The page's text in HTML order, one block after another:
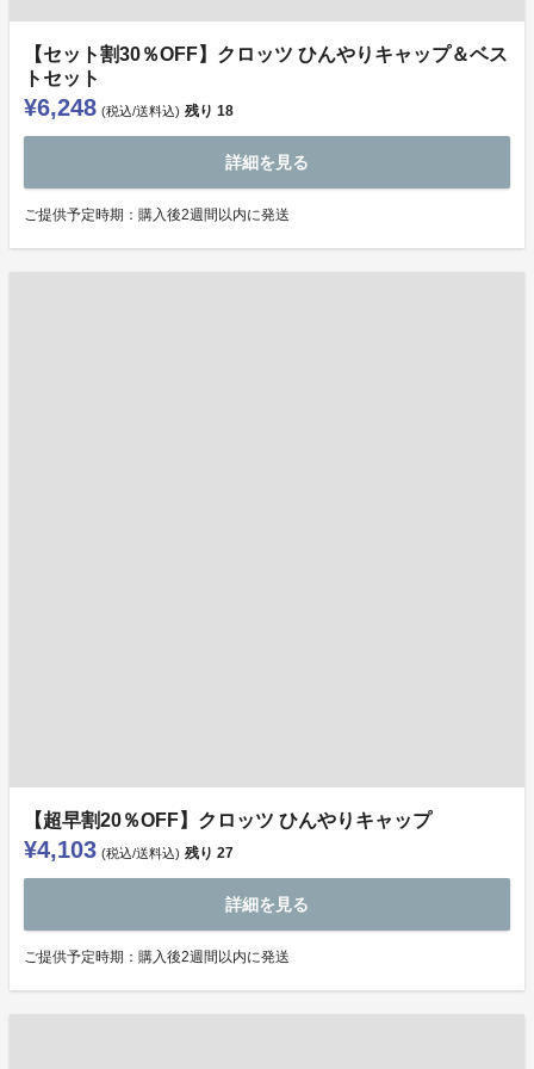
【セット割30％OFF】クロッツ ひんやりキャップ＆ベス
トセット
¥6,248 (税込/送料込) 残り 18
詳細を見る
ご提供予定時期：購⼊後2週間以内に発送
【超早割20％OFF】クロッツ ひんやりキャップ
¥4,103 (税込/送料込) 残り 27
詳細を見る
ご提供予定時期：購⼊後2週間以内に発送